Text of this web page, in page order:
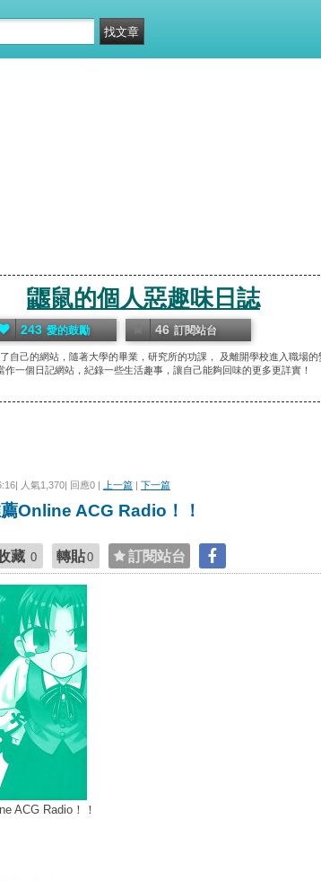
鼴鼠的個人惡趣味日誌
自己的網站，隨著大學的畢業，研究所的功課， 及離開學校進入職場
作一個日記網站，紀錄一些生活趣事，讓自己能夠回味的更多更詳實！
243 愛的鼓勵 46 訂閱站台
人氣1,370| 回應0 | 上一篇 | 下一篇
Online ACG Radio！！
藏 0 轉貼0 訂閱站台
ACG Radio！！